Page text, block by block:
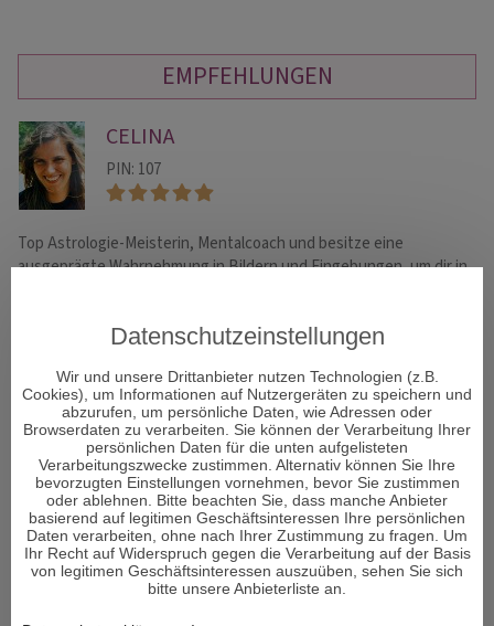
EMPFEHLUNGEN
CELINA
PIN: 107
Top Astrologie-Meisterin, Mentalcoach und besitze eine
ausgeprägte Wahrnehmung in Bildern und Eingebungen, um dir in
WHATSAPP
Datenschutzeinstellungen
Wir und unsere Drittanbieter nutzen Technologien (z.B.
Cookies), um Informationen auf Nutzergeräten zu speichern und
abzurufen, um persönliche Daten, wie Adressen oder
Browserdaten zu verarbeiten. Sie können der Verarbeitung Ihrer
persönlichen Daten für die unten aufgelisteten
Verarbeitungszwecke zustimmen. Alternativ können Sie Ihre
bevorzugten Einstellungen vornehmen, bevor Sie zustimmen
oder ablehnen. Bitte beachten Sie, dass manche Anbieter
basierend auf legitimen Geschäftsinteressen Ihre persönlichen
Daten verarbeiten, ohne nach Ihrer Zustimmung zu fragen. Um
Ihr Recht auf Widerspruch gegen die Verarbeitung auf der Basis
von legitimen Geschäftsinteressen auszuüben, sehen Sie sich
bitte unsere Anbieterliste an.